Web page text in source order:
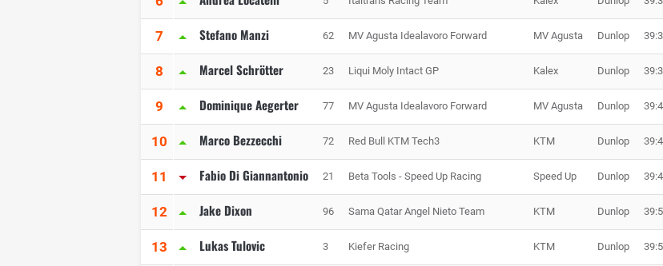
7 Stefano Manzi 62 MV Agusta Idealavoro Forward MV Agusta Dunlop
8 Marcel Schrötter 23 Liqui Moly Intact GP Kalex Dunlop
9 Dominique Aegerter 77 MV Agusta Idealavoro Forward MV Agusta Dunlop
10 Marco Bezzecchi 72 Red Bull KTM Tech3 KTM Dunlop
11 Fabio Di Giannantonio 21 Beta Tools - Speed Up Racing Speed Up Dunlop
12 Jake Dixon 96 Sama Qatar Angel Nieto Team KTM Dunlop
13 Lukas Tulovic 3 Kiefer Racing KTM Dunlop